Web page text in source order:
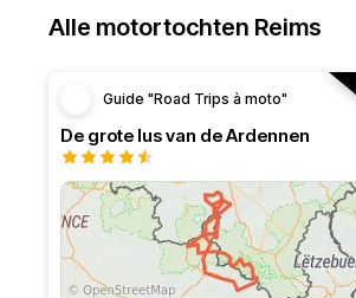
Alle motortochten Reims
Guide "Road Trips à moto"
De grote lus van de Ardennen